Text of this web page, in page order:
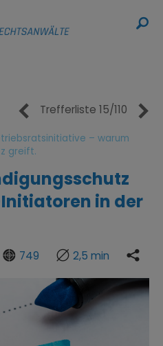
ř
à ã
Trefferliste 15/110
– warum
greift.
in der
Ғ 749  2,5 min Ƙ